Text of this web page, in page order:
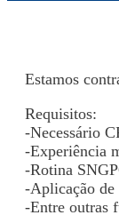
Estamos
Requisitos:
-Necessário
-Experiência
-Rotina
-Aplicação de
-Entre outras